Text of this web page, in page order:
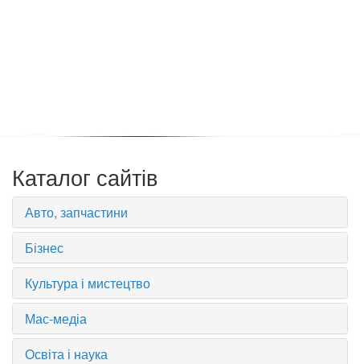
Каталог сайтів
Авто, запчастини
Бізнес
Культура і мистецтво
Мас-медіа
Освіта і наука